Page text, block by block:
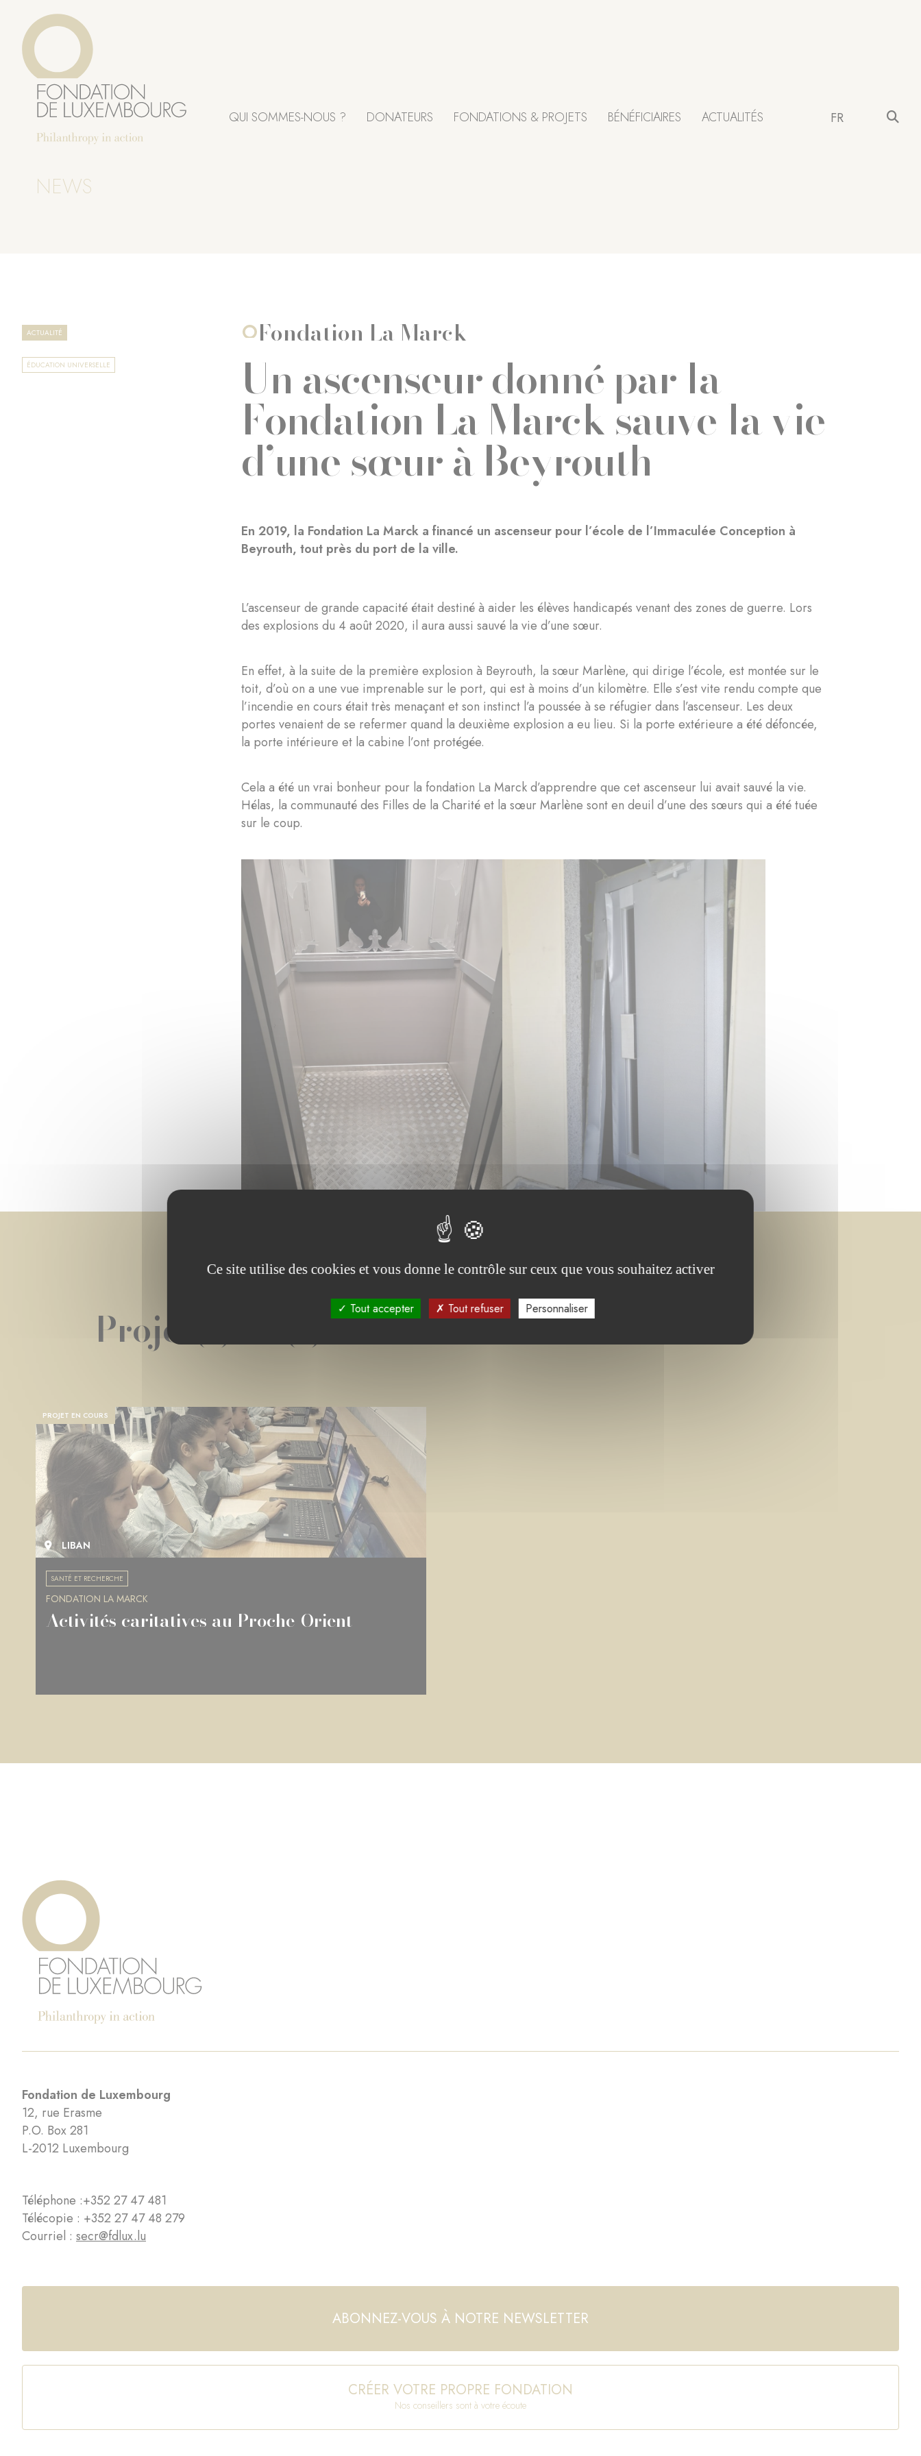
contenu
principal
QUI SOMMES-NOUS ? DONATEURS FONDATIONS & PROJETS BÉNÉFICIAIRES ACTUALITÉS FR
NEWS
ACTUALITÉ
ÉDUCATION UNIVERSELLE
Fondation La Marck
Un ascenseur donné par la
Fondation La Marck sauve la vie
d’une sœur à Beyrouth
En 2019, la Fondation La Marck a financé un ascenseur pour l’école de l’Immaculée Conception à
Beyrouth, tout près du port de la ville.
L’ascenseur de grande capacité était destiné à aider les élèves handicapés venant des zones de guerre. Lors
des explosions du 4 août 2020, il aura aussi sauvé la vie d’une sœur.
En effet, à la suite de la première explosion à Beyrouth, la sœur Marlène, qui dirige l’école, est montée sur le
toit, d’où on a une vue imprenable sur le port, qui est à moins d’un kilomètre. Elle s’est vite rendu compte que
l’incendie en cours était très menaçant et son instinct l’a poussée à se réfugier dans l’ascenseur. Les deux
portes venaient de se refermer quand la deuxième explosion a eu lieu. Si la porte extérieure a été défoncée,
la porte intérieure et la cabine l’ont protégée.
Cela a été un vrai bonheur pour la fondation La Marck d’apprendre que cet ascenseur lui avait sauvé la vie.
Hélas, la communauté des Filles de la Charité et la sœur Marlène sont en deuil d’une des sœurs qui a été tuée
sur le coup.
Projet(s) lié(s)
PROJET EN COURS
LIBAN
SANTÉ ET RECHERCHE
FONDATION LA MARCK
Activités caritatives au Proche-Orient
Fondation de Luxembourg
12, rue Erasme
P.O. Box 281
L-2012 Luxembourg
Téléphone :+352 27 47 481
Télécopie : +352 27 47 48 279
Courriel : secr@fdlux.lu
ABONNEZ-VOUS À NOTRE NEWSLETTER
CRÉER VOTRE PROPRE FONDATION
Nos conseillers sont à votre écoute
Ce site utilise des cookies et vous donne le contrôle sur ceux que vous souhaitez activer
Tout accepter Tout refuser Personnaliser